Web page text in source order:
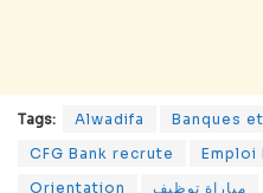
Tags: Alwadifa Banques
CFG Bank recrute
Emploi
Orientation
مباراة توظيف